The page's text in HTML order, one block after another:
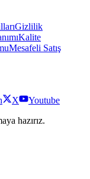
Gizlilik
Kalite
Mesafeli Satış
X
Youtube
hazırız.